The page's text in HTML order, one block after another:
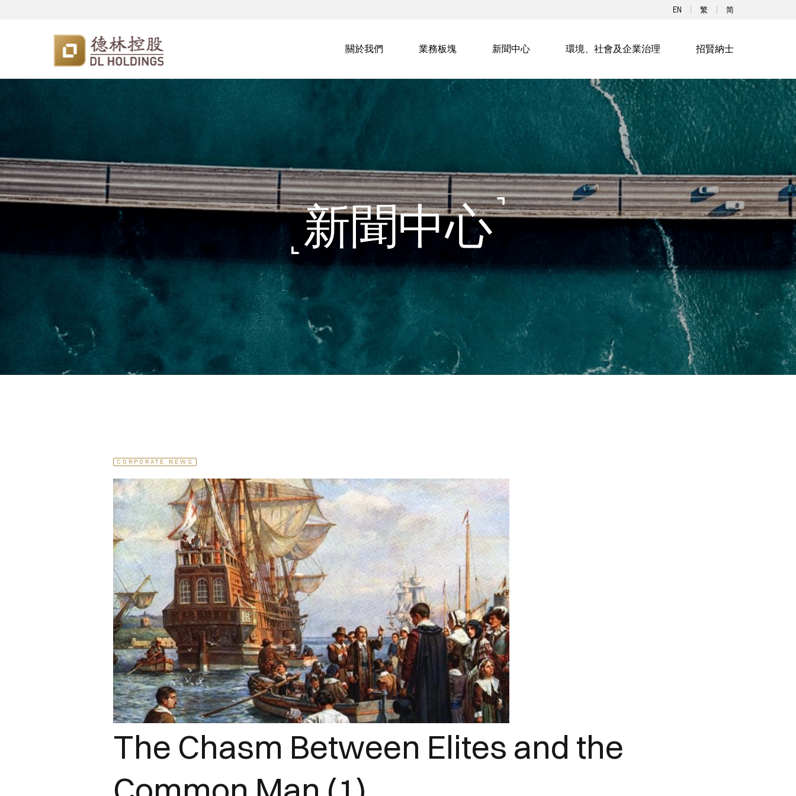
EN 繁 简
關於我們 業務板塊 新聞中心 環境、社會及企業治理 招賢納士
新聞中心
CORPORATE NEWS
The Chasm Between Elites and the